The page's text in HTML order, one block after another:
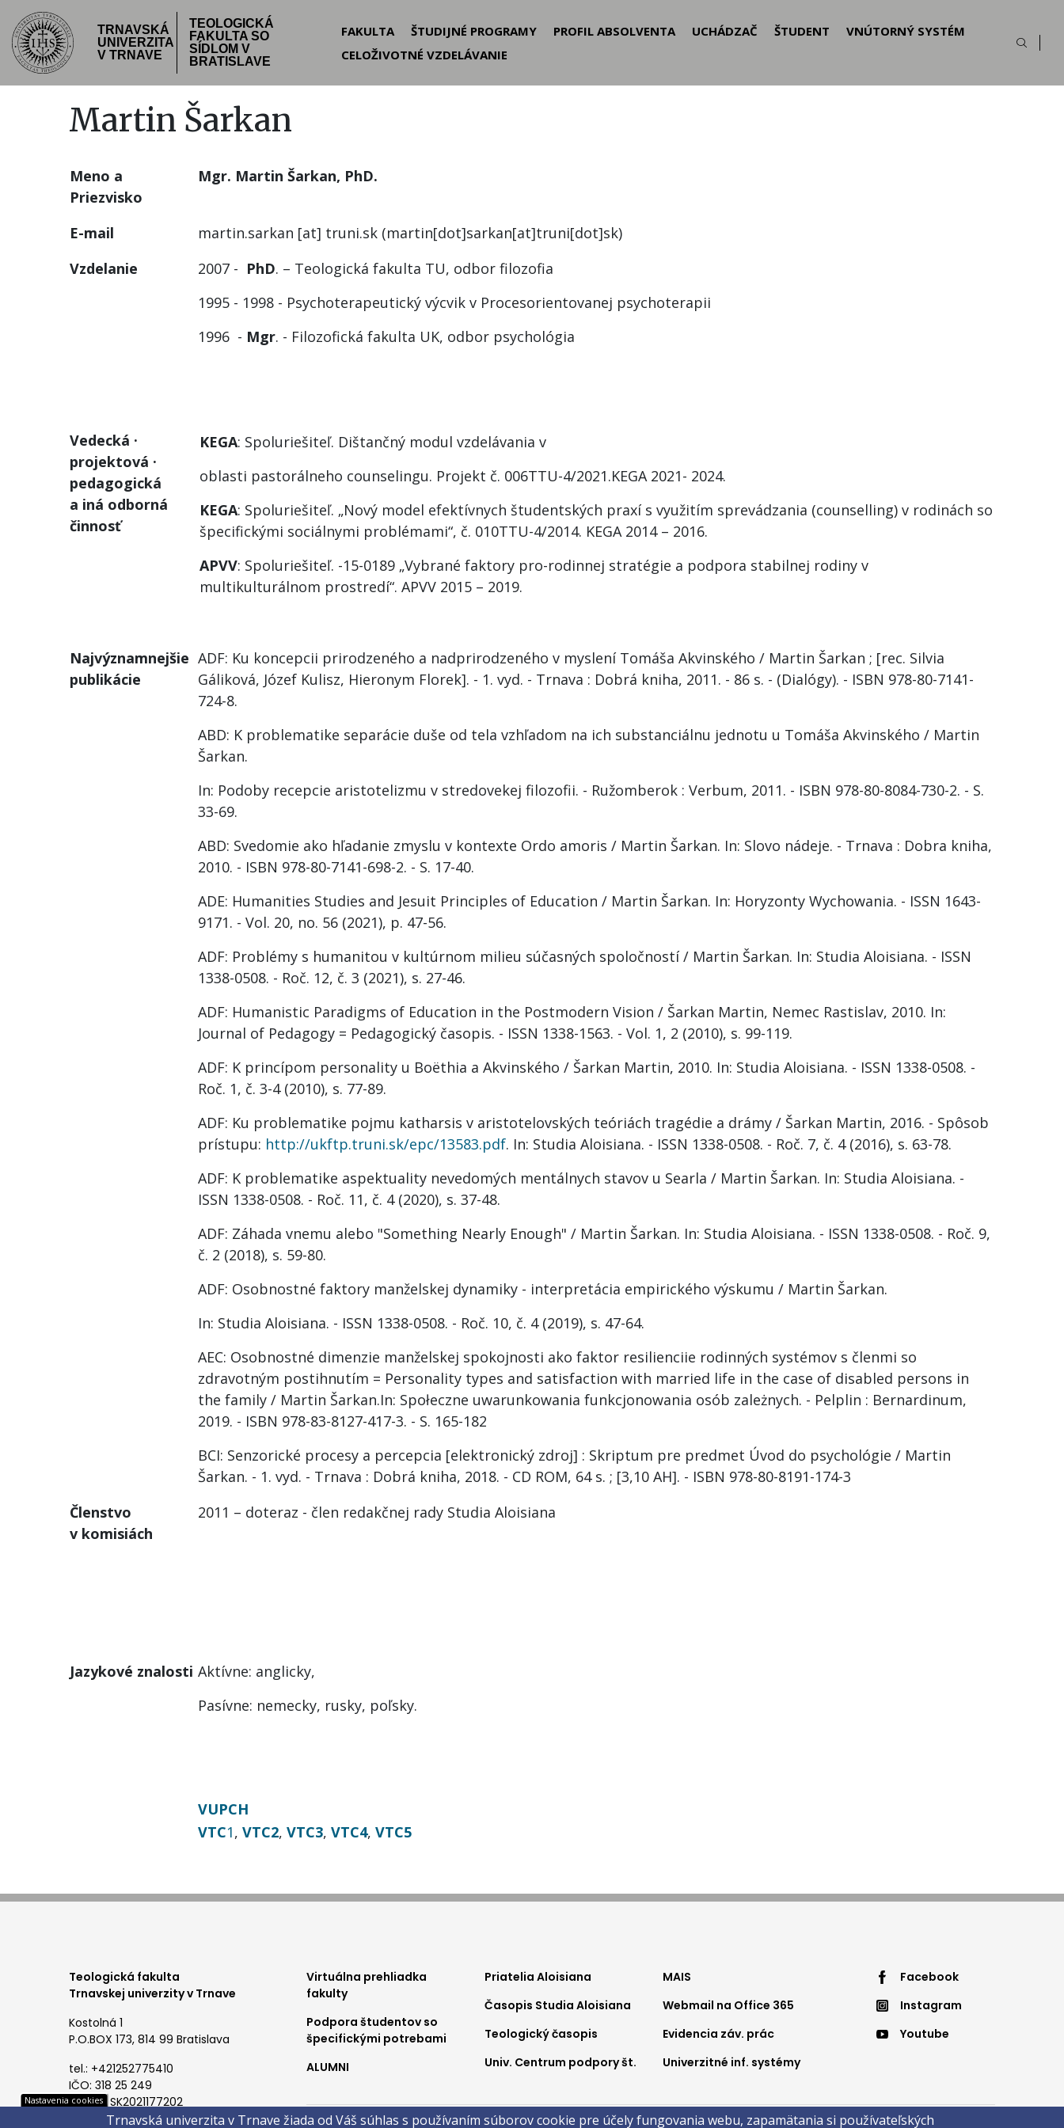
Skočiť
na
hlavný
obsah
TRNAVSKÁ
UNIVERZITA
V TRNAVE
TEOLOGICKÁ
FAKULTA SO
SÍDLOM V
BRATISLAVE
Header
menu
FAKULTA ŠTUDIJNÉ PROGRAMY PROFIL ABSOLVENTA UCHÁDZAČ ŠTUDENT
VNÚTORNÝ SYSTÉM
CELOŽIVOTNÉ VZDELÁVANIE
Martin Šarkan
Meno a
Priezvisko
Mgr. Martin Šarkan, PhD.
E-mail martin.sarkan [at] truni.sk (martin[dot]sarkan[at]truni[dot]sk)
Vzdelanie
2007 - PhD. – Teologická fakulta TU, odbor filozofia
1995 - 1998 - Psychoterapeutický výcvik v Procesorientovanej psychoterapii
1996 - Mgr. - Filozofická fakulta UK, odbor psychológia
Vedecká ·
projektová ·
pedagogická
a iná odborná
činnosť
KEGA: Spoluriešiteľ. Dištančný modul vzdelávania v
oblasti pastorálneho counselingu. Projekt č. 006TTU-4/2021.KEGA 2021- 2024.
KEGA: Spoluriešiteľ. „Nový model efektívnych študentských praxí s využitím sprevádzania (counselling) v rodinách so
špecifickými sociálnymi problémami“, č. 010TTU-4/2014. KEGA 2014 – 2016.
APVV: Spoluriešiteľ. -15-0189 „Vybrané faktory pro-rodinnej stratégie a podpora stabilnej rodiny v
multikulturálnom prostredí“. APVV 2015 – 2019.
Najvýznamnejšie
publikácie
ADF: Ku koncepcii prirodzeného a nadprirodzeného v myslení Tomáša Akvinského / Martin Šarkan ; [rec. Silvia
Gáliková, Józef Kulisz, Hieronym Florek]. - 1. vyd. - Trnava : Dobrá kniha, 2011. - 86 s. - (Dialógy). - ISBN 978-80-7141-
724-8.
ABD: K problematike separácie duše od tela vzhľadom na ich substanciálnu jednotu u Tomáša Akvinského / Martin
Šarkan.
In: Podoby recepcie aristotelizmu v stredovekej filozofii. - Ružomberok : Verbum, 2011. - ISBN 978-80-8084-730-2. - S.
33-69.
ABD: Svedomie ako hľadanie zmyslu v kontexte Ordo amoris / Martin Šarkan. In: Slovo nádeje. - Trnava : Dobra kniha,
2010. - ISBN 978-80-7141-698-2. - S. 17-40.
ADE: Humanities Studies and Jesuit Principles of Education / Martin Šarkan. In: Horyzonty Wychowania. - ISSN 1643-
9171. - Vol. 20, no. 56 (2021), p. 47-56.
ADF: Problémy s humanitou v kultúrnom milieu súčasných spoločností / Martin Šarkan. In: Studia Aloisiana. - ISSN
1338-0508. - Roč. 12, č. 3 (2021), s. 27-46.
ADF: Humanistic Paradigms of Education in the Postmodern Vision / Šarkan Martin, Nemec Rastislav, 2010. In:
Journal of Pedagogy = Pedagogický časopis. - ISSN 1338-1563. - Vol. 1, 2 (2010), s. 99-119.
ADF: K princípom personality u Boëthia a Akvinského / Šarkan Martin, 2010. In: Studia Aloisiana. - ISSN 1338-0508. -
Roč. 1, č. 3-4 (2010), s. 77-89.
ADF: Ku problematike pojmu katharsis v aristotelovských teóriách tragédie a drámy / Šarkan Martin, 2016. - Spôsob
prístupu: http://ukftp.truni.sk/epc/13583.pdf. In: Studia Aloisiana. - ISSN 1338-0508. - Roč. 7, č. 4 (2016), s. 63-78.
ADF: K problematike aspektuality nevedomých mentálnych stavov u Searla / Martin Šarkan. In: Studia Aloisiana. -
ISSN 1338-0508. - Roč. 11, č. 4 (2020), s. 37-48.
ADF: Záhada vnemu alebo "Something Nearly Enough" / Martin Šarkan. In: Studia Aloisiana. - ISSN 1338-0508. - Roč. 9,
č. 2 (2018), s. 59-80.
ADF: Osobnostné faktory manželskej dynamiky - interpretácia empirického výskumu / Martin Šarkan.
In: Studia Aloisiana. - ISSN 1338-0508. - Roč. 10, č. 4 (2019), s. 47-64.
AEC: Osobnostné dimenzie manželskej spokojnosti ako faktor resilienciie rodinných systémov s členmi so
zdravotným postihnutím = Personality types and satisfaction with married life in the case of disabled persons in
the family / Martin Šarkan.In: Społeczne uwarunkowania funkcjonowania osób zależnych. - Pelplin : Bernardinum,
2019. - ISBN 978-83-8127-417-3. - S. 165-182
BCI: Senzorické procesy a percepcia [elektronický zdroj] : Skriptum pre predmet Úvod do psychológie / Martin
Šarkan. - 1. vyd. - Trnava : Dobrá kniha, 2018. - CD ROM, 64 s. ; [3,10 AH]. - ISBN 978-80-8191-174-3
Členstvo
v komisiách
2011 – doteraz - člen redakčnej rady Studia Aloisiana
Jazykové znalosti Aktívne: anglicky,
Pasívne: nemecky, rusky, poľsky.
VUPCH
VTC1, VTC2, VTC3, VTC4, VTC5
Teologická fakulta
Trnavskej univerzity v Trnave
Kostolná 1
P.O.BOX 173, 814 99 Bratislava
tel.: +421252775410
IČO: 318 25 249
IČ DPH: SK2021177202
footer
menu1
Virtuálna prehliadka
fakulty
Podpora študentov so
špecifickými potrebami
ALUMNI
footer
menu2
Priatelia Aloisiana
Časopis Studia Aloisiana
Teologický časopis
Univ. Centrum podpory št.
footer
menu3
MAIS
Webmail na Office 365
Evidencia záv. prác
Univerzitné inf. systémy
footer
menu4
Facebook
Instagram
Youtube
Päta
Nastavenia cookies
Trnavská univerzita v Trnave žiada od Váš súhlas s používaním súborov cookie pre účely fungovania webu, zapamätania si používateľských